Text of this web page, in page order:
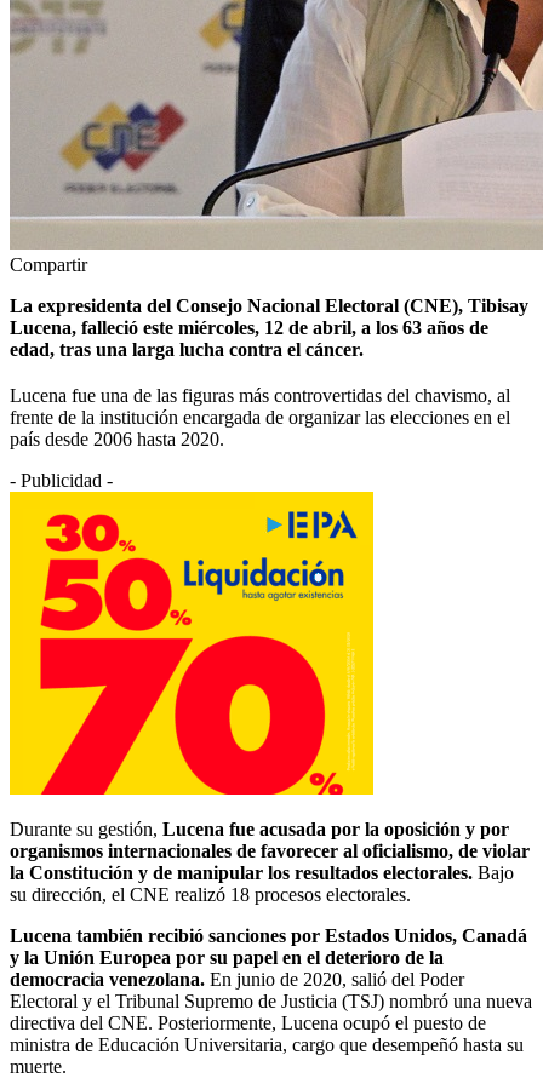
Compartir
La expresidenta del Consejo Nacional Electoral (CNE), Tibisay
Lucena, falleció este miércoles, 12 de abril, a los 63 años de
edad, tras una larga lucha contra el cáncer.
Lucena fue una de las figuras más controvertidas del chavismo, al
frente de la institución encargada de organizar las elecciones en el
país desde 2006 hasta 2020.
- Publicidad -
Durante su gestión, Lucena fue acusada por la oposición y por
organismos internacionales de favorecer al oficialismo, de violar
la Constitución y de manipular los resultados electorales. Bajo
su dirección, el CNE realizó 18 procesos electorales.
Lucena también recibió sanciones por Estados Unidos, Canadá
y la Unión Europea por su papel en el deterioro de la
democracia venezolana. En junio de 2020, salió del Poder
Electoral y el Tribunal Supremo de Justicia (TSJ) nombró una nueva
directiva del CNE. Posteriormente, Lucena ocupó el puesto de
ministra de Educación Universitaria, cargo que desempeñó hasta su
muerte.